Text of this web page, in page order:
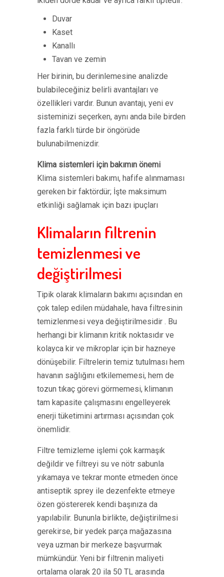
Duvar
Kaset
Kanallı
Tavan ve zemin
Her birinin, bu derinlemesine analizde
bulabileceğiniz belirli avantajları ve
özellikleri vardır. Bunun avantajı, yeni ev
sisteminizi seçerken, aynı anda bile birden
fazla farklı türde bir öngörüde
bulunabilmenizdir.
Klima sistemleri için bakımın önemi
Klima sistemleri bakımı, hafife alınmaması
gereken bir faktördür; İşte maksimum
etkinliği sağlamak için bazı ipuçları
Klimaların filtrenin
temizlenmesi ve
değiştirilmesi
Tipik olarak klimaların bakımı açısından en
çok talep edilen müdahale, hava filtresinin
temizlenmesi veya değiştirilmesidir . Bu
herhangi bir klimanın kritik noktasıdır ve
kolayca kir ve mikroplar için bir hazneye
dönüşebilir. Filtrelerin temiz tutulması hem
havanın sağlığını etkilememesi, hem de
tozun tıkaç görevi görmemesi, klimanın
tam kapasite çalışmasını engelleyerek
enerji tüketimini artırması açısından çok
önemlidir.
Filtre temizleme işlemi çok karmaşık
değildir ve filtreyi su ve nötr sabunla
yıkamaya ve tekrar monte etmeden önce
antiseptik sprey ile dezenfekte etmeye
özen göstererek kendi başınıza da
yapılabilir. Bununla birlikte, değiştirilmesi
gerekirse, bir yedek parça mağazasına
veya uzman bir merkeze başvurmak
mümkündür. Yeni bir filtrenin maliyeti
ortalama olarak 20 ila 50 TL arasında